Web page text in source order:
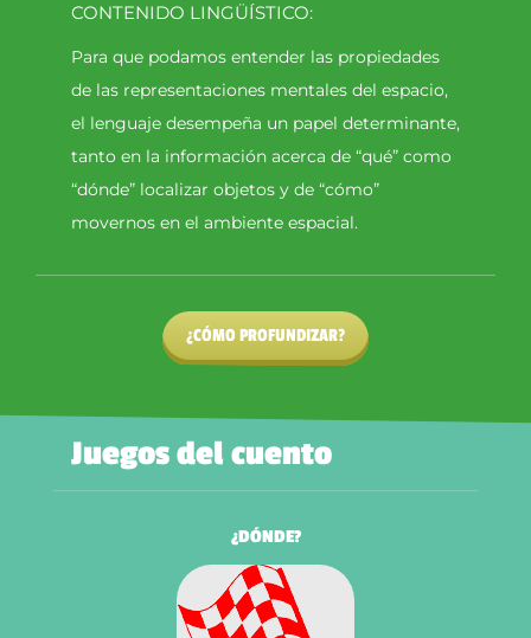
CONTENIDO LINGÜÍSTICO:
Para que podamos entender las propiedades
de las representaciones mentales del espacio,
el lenguaje desempeña un papel determinante,
tanto en la información acerca de “qué” como
“dónde” localizar objetos y de “cómo”
movernos en el ambiente espacial.
¿CÓMO PROFUNDIZAR?
Juegos del cuento
¿DÓNDE?